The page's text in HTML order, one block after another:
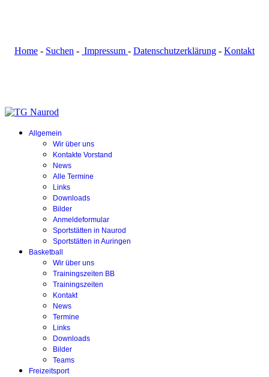
Home - Suchen - Impressum - Datenschutzerklärung - Kontakt
Allgemein
Wir über uns
Kontakte Vorstand
News
Alle Termine
Links
Downloads
Bilder
Anmeldeformular
Sportstätten in Naurod
Sportstätten in Auringen
Basketball
Wir über uns
Trainingszeiten BB
Trainingszeiten
Kontakt
News
Termine
Links
Downloads
Bilder
Teams
Freizeitsport